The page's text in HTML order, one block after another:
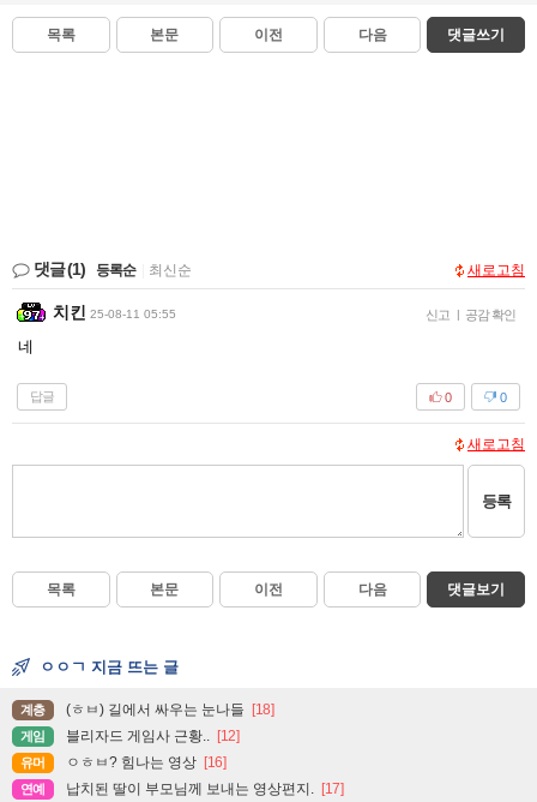
목록 본문 이전 다음 댓글쓰기
댓글(1) 등록순 최신순 새로고침
치킨 25-08-11 05:55 신고 | 공감 확인
네
답글 0
0
새로고침
등록
목록 본문 이전 다음 댓글보기
ㅇㅇㄱ 지금 뜨는 글
계층 (ㅎㅂ) 길에서 싸우는 눈나들 [18]
게임 블리자드 게임사 근황.. [12]
유머 ㅇㅎㅂ? 힘나는 영상 [16]
연예 납치된 딸이 부모님께 보내는 영상편지. [17]